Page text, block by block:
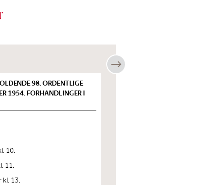
98. ORDENTLIGE
1954. FORHANDLINGER I
10.
11.
kl. 13.